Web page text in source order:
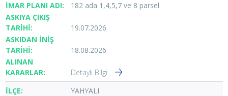
182 ada 1,4,5,7 ve 8 parsel
19.07.2026
18.08.2026
Detaylı Bilgi
YAHYALI